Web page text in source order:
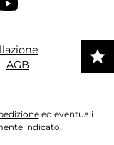
AGB
ed eventuali
indicato.